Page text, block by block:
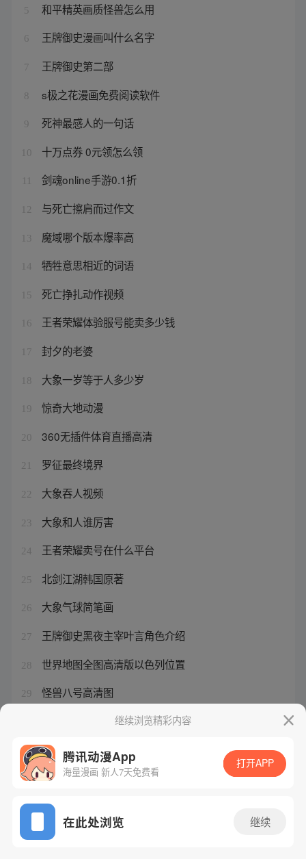
5 和平精英画质怪兽怎么用
6 王牌御史漫画叫什么名字
7 王牌御史第二部
8 s极之花漫画免费阅读软件
9 死神最感人的一句话
10 十万点券 0元领怎么领
剑魂online手游0.1折
12 与死亡擦肩而过作文
13 魔域哪个版本爆率高
14 牺牲意思相近的词语
15 死亡挣扎动作视频
16 王者荣耀体验服号能卖多少钱
17 封夕的老婆
18 大象一岁等于人多少岁
19 惊奇大地动漫
20 360无插件体育直播高清
21 罗征最终境界
22 大象吞人视频
23 大象和人谁厉害
24 王者荣耀卖号在什么平台
25 北剑江湖韩国原著
26 大象气球简笔画
27 王牌御史黑夜主宰叶言角色介绍
28 世界地图全图高清版以色列位置
29 怪兽八号高清图
王者荣耀号购买流程继续浏览精彩内容
腾讯动漫App
海量漫画 新人7天免费看
打开APP
在此处浏览 继续
网站备案/许可证号：粤B2-20090059-5
Copyright©1998 - 2026 Tencent. All Rights Reserved